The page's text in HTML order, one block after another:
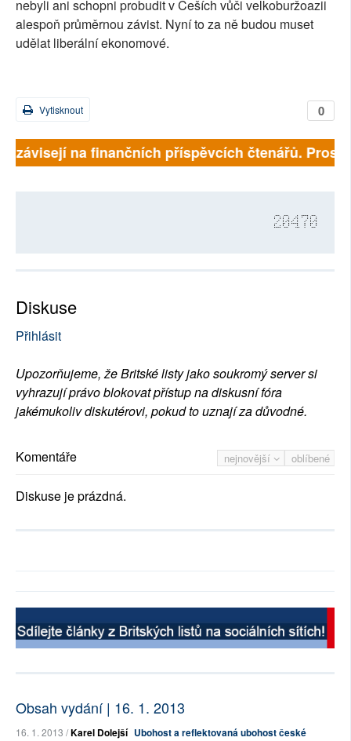
nebyli ani schopni probudit v Češích vůči velkoburžoazii
alespoň průměrnou závist. Nyní to za ně budou muset
udělat liberální ekonomové.
0
Vytisknout
závisejí na finančních příspěvcích čtenářů.
20470
Diskuse
Přihlásit
Upozorňujeme, že Britské listy jako soukromý server si
vyhrazují právo blokovat přístup na diskusní fóra
jakémukoliv diskutérovi, pokud to uznají za důvodné.
nejnovější oblíbené
Komentáře
Diskuse je prázdná.
Obsah vydání | 16. 1. 2013
16. 1. 2013 /Karel Dolejší Ubohost a reflektovaná ubohost české